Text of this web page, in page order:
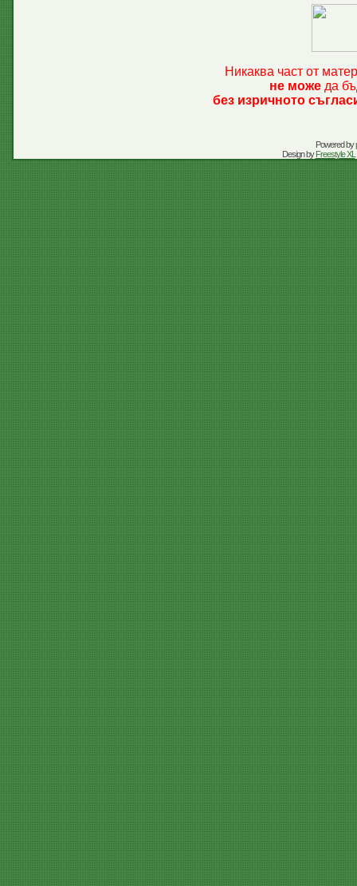
Никаква част от
не може да
без изричното
Powered by
Design byFreestyle XL